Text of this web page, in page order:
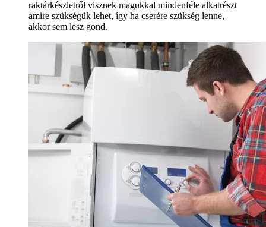
raktárkészletről visznek magukkal mindenféle alkatrészt
amire szükségük lehet, így ha cserére szükség lenne,
akkor sem lesz gond.